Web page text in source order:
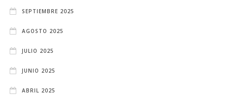
SEPTIEMBRE 2025
AGOSTO 2025
JULIO 2025
JUNIO 2025
ABRIL 2025